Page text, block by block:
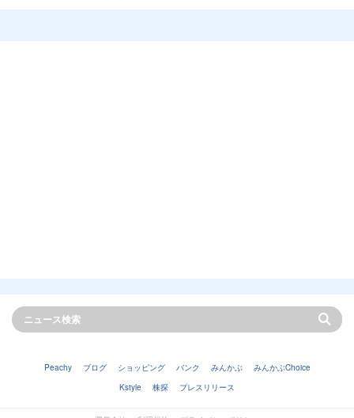
Peachy ブログ ショッピング バンク みんかぶ
みんかぶChoice
Kstyle
株探 プレスリリース